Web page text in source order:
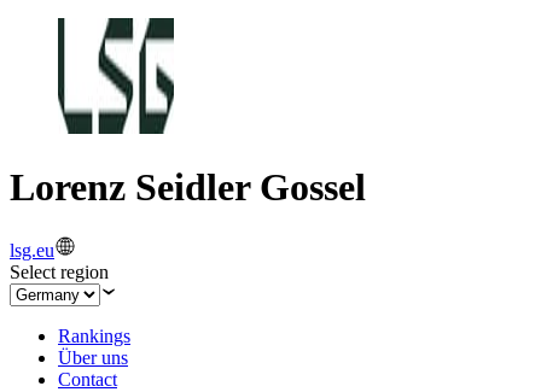
Lorenz Seidler Gossel
lsg.eu
Select region
Rankings
Über uns
Contact